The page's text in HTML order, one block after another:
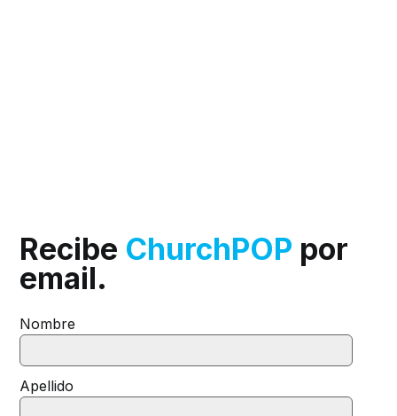
Recibe ChurchPOP por
email.
Nombre
Apellido